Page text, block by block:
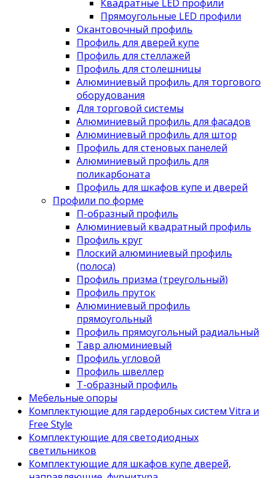
Квадратные LED профили
Прямоугольные LED профили
Окантовочный профиль
Профиль для дверей купе
Профиль для стеллажей
Профиль для столешницы
Алюминиевый профиль для торгового
оборудования
Для торговой системы
Алюминиевый профиль для фасадов
Алюминиевый профиль для штор
Профиль для стеновых панелей
Алюминиевый профиль для
поликарбоната
Профиль для шкафов купе и дверей
Профили по форме
П-образный профиль
Алюминиевый квадратный профиль
Профиль круг
Плоский алюминиевый профиль
(полоса)
Профиль призма (треугольный)
Профиль пруток
Алюминиевый профиль
прямоугольный
Профиль прямоугольный радиальный
Тавр алюминиевый
Профиль угловой
Профиль швеллер
Т-образный профиль
Мебельные опоры
Комплектующие для гардеробных систем Vitra и
Free Style
Комплектующие для светодиодных
светильников
Комплектующие для шкафов купе дверей,